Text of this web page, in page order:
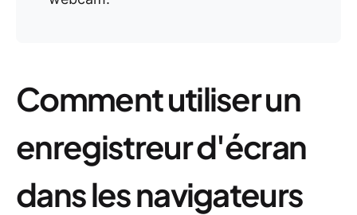
Comment utiliser un
enregistreur d'écran
dans les navigateurs